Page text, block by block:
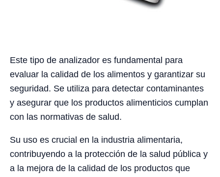
Este tipo de analizador es fundamental para
evaluar la calidad de los alimentos y garantizar su
seguridad. Se utiliza para detectar contaminantes
y asegurar que los productos alimenticios cumplan
con las normativas de salud.
Su uso es crucial en la industria alimentaria,
contribuyendo a la protección de la salud pública y
a la mejora de la calidad de los productos que